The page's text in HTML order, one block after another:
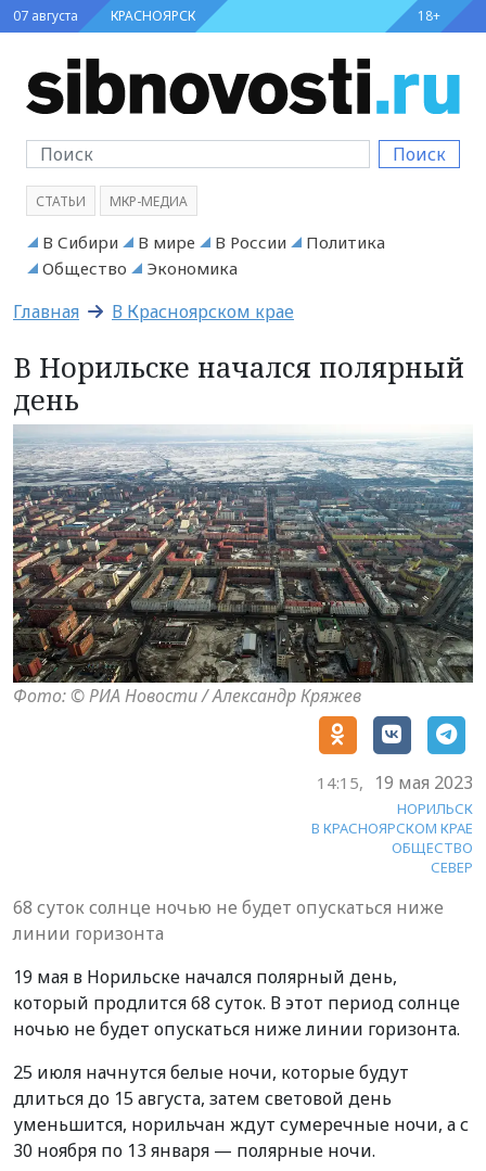
07 августа КРАСНОЯРСК 18+
Поиск
СТАТЬИ МКР-МЕДИА
В Сибири В мире В России
Политика
Общество
Экономика
Главная В Красноярском крае
В Норильске начался полярный
день
Фото: © РИА Новости / Александр Кряжев
14:15, 19 мая 2023
НОРИЛЬСК
В КРАСНОЯРСКОМ КРАЕ
ОБЩЕСТВО
СЕВЕР
68 суток солнце ночью не будет опускаться ниже
линии горизонта
19 мая в Норильске начался полярный день,
который продлится 68 суток. В этот период солнце
ночью не будет опускаться ниже линии горизонта.
25 июля начнутся белые ночи, которые будут
длиться до 15 августа, затем световой день
уменьшится, норильчан ждут сумеречные ночи, а с
30 ноября по 13 января — полярные ночи.